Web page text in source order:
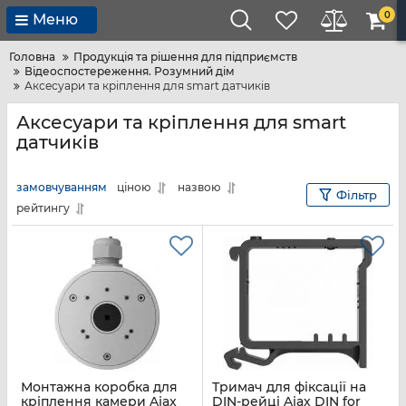
Меню 0
Головна
Продукція та рішення для підприємств
Відеоспостереження. Розумний дім
Аксесуари та кріплення для smart датчиків
Аксесуари та кріплення для smart
датчиків
замовчуванням ціною
назвою
рейтингу
Фільтр
Монтажна коробка для
кріплення камери Ajax
Тримач для фіксації на
DIN-рейці Ajax DIN for